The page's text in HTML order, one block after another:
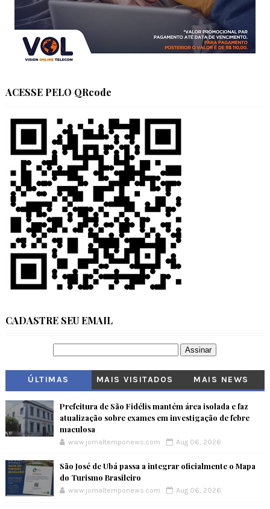
ACESSE PELO QRcode
CADASTRE SEU EMAIL
ÚLTIMAS MAIS VISITADOS MAIS NEWS
Prefeitura de São Fidélis mantém área isolada e faz
atualização sobre exames em investigação de febre
maculosa
www.jornaltemponews.com Aug 06, 2026
São José de Ubá passa a integrar oficialmente o Mapa
do Turismo Brasileiro
www.jornaltemponews.com Aug 06, 2026